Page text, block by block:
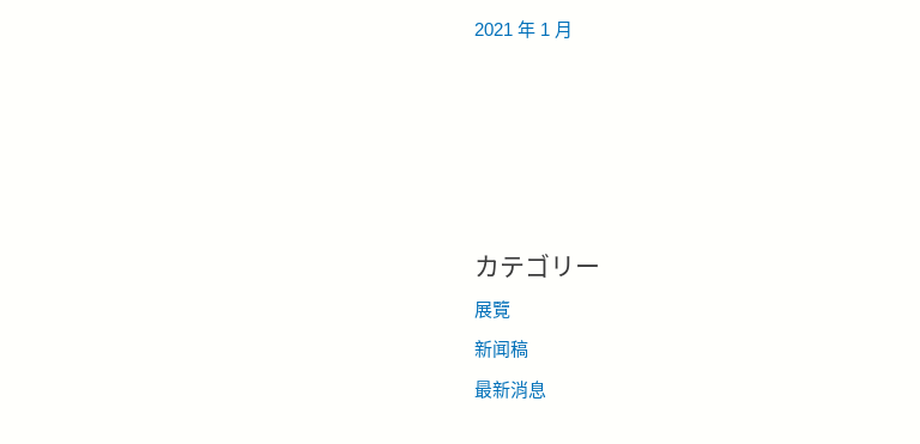
2021 年 1 月
カテゴリー
展覽
新闻稿
最新消息